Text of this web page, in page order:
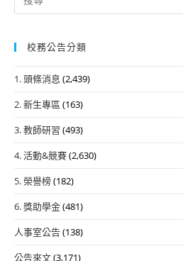
for:
校務公告分類
1. 頭條消息 (2,439)
2. 新生專區 (163)
3. 教師研習 (493)
4. 活動&競賽(2,630)
5. 榮譽榜(182)
6. 獎助學金(481)
人事室公告(138)
公告來文(3,171)